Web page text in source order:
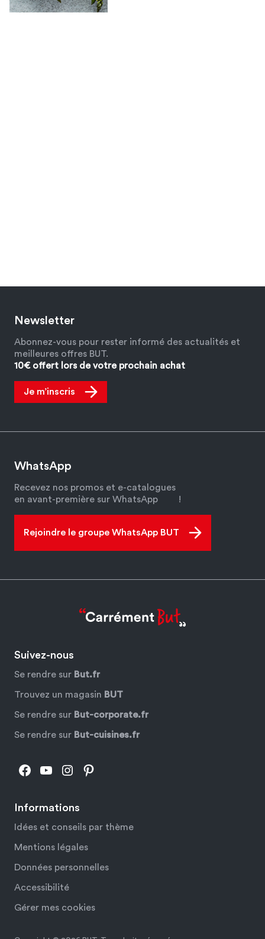
Newsletter
Abonnez-vous pour rester informé des actualités et
meilleures offres BUT.
10€ offert lors de votre prochain achat
Je m’inscris
WhatsApp
Recevez nos promos et e-catalogues
en avant-première sur WhatsApp
!
Rejoindre le groupe WhatsApp BUT
Informations
Idées et conseils par thème
Mentions légales
Données personnelles
Accessibilité
Gérer mes cookies
Suivez-nous
Se rendre sur But.fr
Trouvez un magasin BUT
Se rendre sur But-corporate.fr
Se rendre sur But-cuisines.fr
Facebook
YouTube
Instagram
Pinterest